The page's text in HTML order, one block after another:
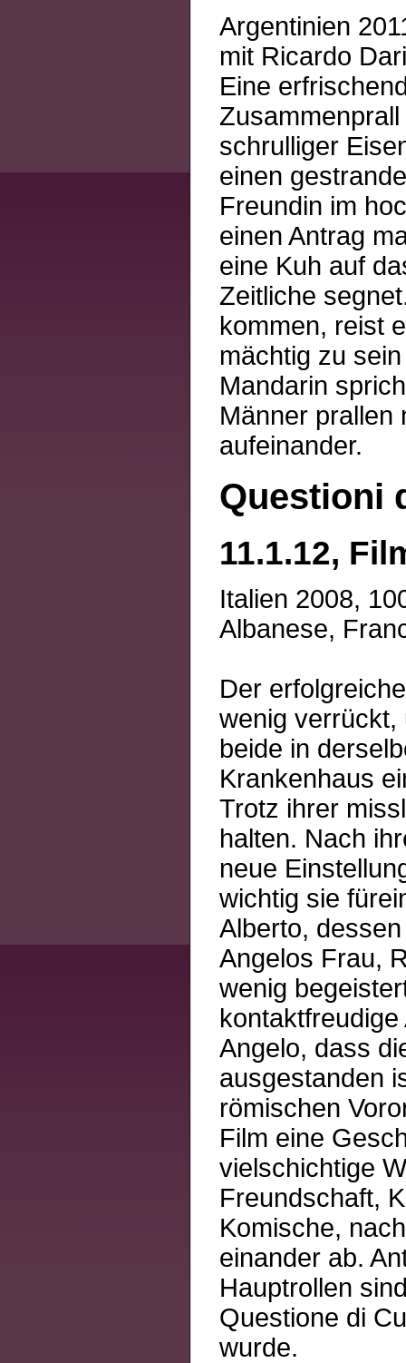
Argentinien
mit Ricardo
Eine
schrulliger
einen
Freundin im
einen Antrag
eine Kuh auf
Zeitliche
kommen, reist
mächtig zu
Mandarin
Männer prallen
aufeinander.
Questioni
11.1.12,
Italien 2008,
Albanese,
Der
wenig verrückt,
beide in
Krankenhaus
Trotz ihrer
halten. Nach
neue
wichtig sie
Alberto,
Angelos Frau,
wenig
Angelo, dass
ausgestanden
römischen
Film eine
vielschichtige
Freundschaft,
Komische,
einander ab.
Hauptrollen
Questione di
wurde.